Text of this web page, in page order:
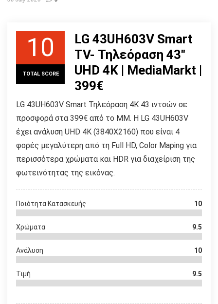
10
TOTAL SCORE
LG 43UH603V Smart
TV- Τηλεόραση 43"
UHD 4K | MediaMarkt |
399€
LG 43UH603V Smart Τηλεόραση 4K 43 ιντσών σε
προσφορά στα 399€ από το ΜΜ. Η LG 43UH603V
έχει ανάλυση UHD 4Κ (3840X2160) που είναι 4
φορές μεγαλύτερη από τη Full HD, Color Maping για
περισσότερα χρώματα και HDR για διαχείριση της
φωτεινότητας της εικόνας.
Ποιότητα Κατασκευής 10
Χρώματα 9.5
Ανάλυση 10
Τιμή 9.5